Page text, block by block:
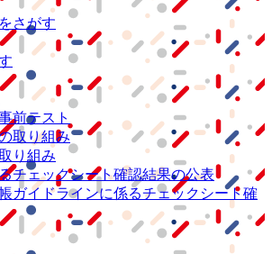
さがす
前テスト
取り組み
り組み
チェックシート確認結果の公表
ガイドラインに係るチェックシート確